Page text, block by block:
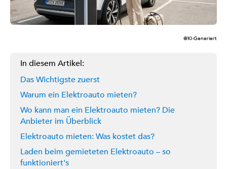
@KI-Generiert
In diesem Artikel:
Das Wichtigste zuerst
Warum ein Elektroauto mieten?
Wo kann man ein Elektroauto mieten? Die
Anbieter im Überblick
Elektroauto mieten: Was kostet das?
Laden beim gemieteten Elektroauto – so
funktioniert's